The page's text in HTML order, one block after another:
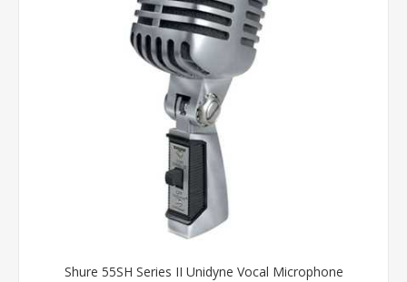
Shure 55SH Series II Unidyne Vocal Microphone